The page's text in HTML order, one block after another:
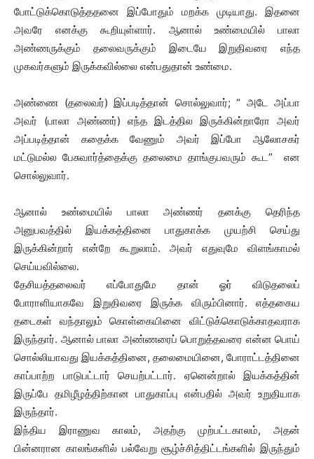
போட்டுக்கொடுத்ததனை இப்போதும் மறக்க முடியாது. இதனை
அவரே எனக்கு கூறியுள்ளார். ஆனால் உண்மையில் பாலா
அண்ணருக்கும் தலைவருக்கும் இடையே இறுதிவரை எந்த
முகவர்களும் இருக்கவில்லை என்பதுதான் உண்மை.
அண்ணை (தலைவர்) இப்படித்தான் சொல்லுவார்; “ அடே அப்பா
அவர் (பாலா அண்ணர்) எந்த இடத்தில இருக்கின்றாரோ அவர்
அப்படித்தான் கதைக்க வேணும் அவர் இப்போ ஆலோசகர்
மட்டுமல்ல பேசுவார்த்தைக்கு தலைமை தாங்குபவரும் கூட” என
சொல்லுவார்.
ஆனால் உண்மையில் பாலா அண்ணர் தனக்கு தெரிந்த
அனுபவத்தில் இயக்கத்தினை பாதுகாக்க முயற்சி செய்து
இருக்கின்றார் என்றே கூறுலாம். அவர் எதுவுமே விளங்காமல்
செய்யவில்லை.
தேசியத்தலைவர் எப்போதுமே தான் ஓர் விடுதலைப்
போராளியாகவே இறுதிவரை இருக்க விரும்பினார். எத்தகைய
தடைகள் வந்தாலும் கொள்கையினை விட்டுக்கொடுக்காதவராக
இருந்தார். ஆனால் பாலா அண்ணரைப் பொறுத்தவரை என்ன பொய்
சொல்லியாவது இயக்கத்தினை, தலைமையினை, போராட்டத்தினை
காப்பாற்ற பாடுபட்டார் செயற்பட்டார். ஏனென்றால் இயக்கத்தின்
இருப்பே தமிழீழத்திற்கான பாதுகாப்பு என்பதில் அவர் உறுதியாக
இருந்தார்.
இந்திய இராணுவ காலம், அதற்கு முற்பட்டகாலம், அதன்
பின்னரான காலங்களில் பல்வேறு சூழ்ச்சித்திட்டங்களில் இருந்தும்